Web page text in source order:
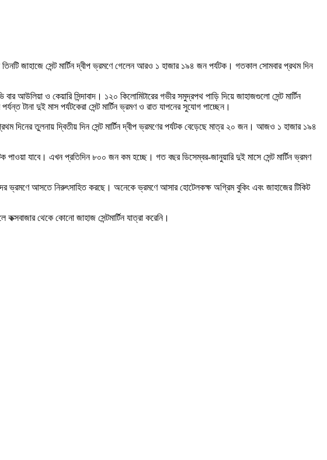
জাহাজে সেন্ট মার্টিন দ্বীপ ভ্রমণে গেলেন আরও ১ হাজার ১৯৪ জন পর্যটক। গতকাল সোমবার প্রথম দিন
আউলিয়া ও কেয়ারি সিন্দাবাদ। ১২০ কিলোমিটারের গভীর সমুদ্রপথ পাড়ি দিয়ে জাহাজগুলো সেন্ট মার্টিন
টানা দুই মাস পর্যটকেরা সেন্ট মার্টিন ভ্রমণ ও রাত যাপনের সুযোগ পাচ্ছেন।
দিনের তুলনায় দ্বিতীয় দিন সেন্ট মার্টিন দ্বীপ ভ্রমণের পর্যটক বেড়েছে মাত্র ২০ জন। আজও ১ হাজার ১৯৪
পাওয়া যাবে। এখন প্রতিদিন ৮০০ জন কম হচ্ছে। গত বছর ডিসেম্বর-জানুয়ারি দুই মাসে সেন্ট মার্টিন ভ্রমণ
ভ্রমণে আসতে নিরুৎসাহিত করছে। অনেকে ভ্রমণে আসার হোটেলকক্ষ অগ্রিম বুকিং এবং জাহাজের টিকিট
থেকে কোনো জাহাজ সেন্টমার্টিন যাত্রা করেনি।